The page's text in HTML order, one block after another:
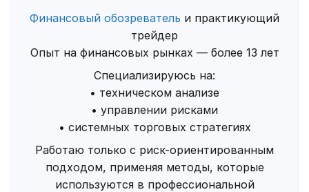
Финансовый обозреватель и практикующий
трейдер
Опыт на финансовых рынках — более 13 лет
Специализируюсь на:
• техническом анализе
• управлении рисками
• системных торговых стратегиях
Работаю только с риск-ориентированным
подходом, применяя методы, которые
используются в профессиональной